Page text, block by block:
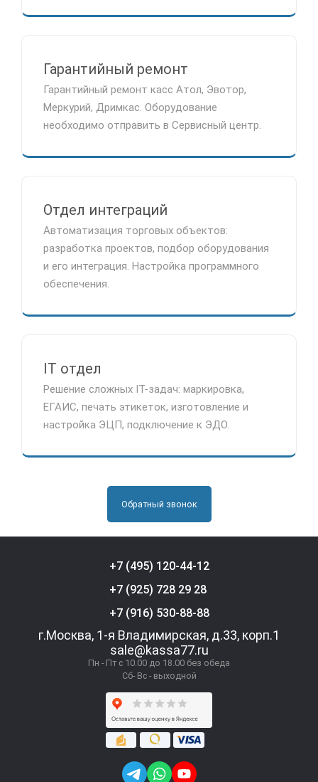
Гарантийный ремонт
Гарантийный ремонт касс Атол, Эвотор,
Меркурий, Дримкас. Оборудование
необходимо отправить в Сервисный центр.
Отдел интеграций
Автоматизация торговых объектов:
разработка проектов, подбор оборудования
и его интеграция. Настройка программного
обеспечения.
IT отдел
Решение сложных IT-задач: маркировка,
ЕГАИС, печать этикеток, изготовление и
настройка ЭЦП, подключение к ЭДО.
Обратный звонок
+7 (495) 120-44-12
+7 (925) 728 29 28
+7 (916) 530-88-88
г.Москва, 1-я Владимирская, д.33, корп.1
sale@kassa77.ru
Пн - Пт с 10.00 до 18.00 без обеда
Сб- Вс - выходной